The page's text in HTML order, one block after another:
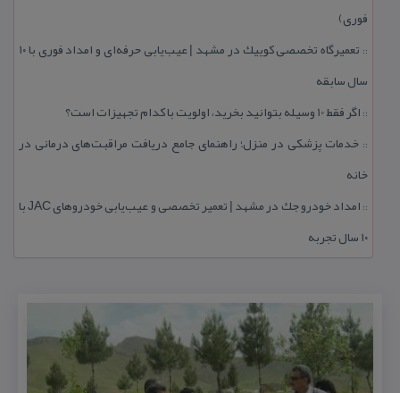
فوری)
::
تعمیرگاه تخصصی كوییك در مشهد | عیب‌یابی حرفه‌ای و امداد فوری با ۱۰
سال سابقه
:: اگر فقط 10 وسیله بتوانید بخرید، اولویت با كدام تجهیزات است؟
:: خدمات پزشكی در منزل؛ راهنمای جامع دریافت مراقبت‌های درمانی در
خانه
::
امداد خودرو جك در مشهد | تعمیر تخصصی و عیب‌یابی خودروهای JAC با
۱۰ سال تجربه